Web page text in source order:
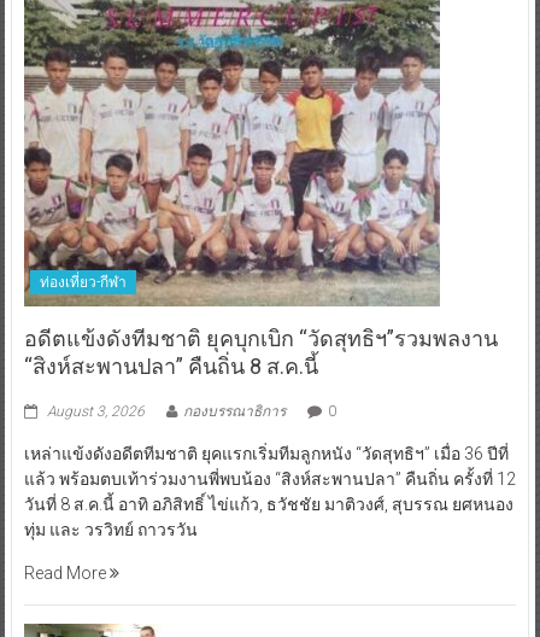
ท่องเที่ยว-กีฬา
อดีตแข้งดังทีมชาติ ยุคบุกเบิก “วัดสุทธิฯ”รวมพลงาน
“สิงห์สะพานปลา” คืนถิ่น 8 ส.ค.นี้
August 3, 2026 กองบรรณาธิการ 0
เหล่าแข้งดังอดีตทีมชาติ ยุคแรกเริ่มทีมลูกหนัง “วัดสุทธิฯ” เมื่อ 36 ปีที่
แล้ว พร้อมตบเท้าร่วมงานพี่พบน้อง “สิงห์สะพานปลา” คืนถิ่น ครั้งที่ 12
วันที่ 8 ส.ค.นี้ อาทิ อภิสิทธิ์ ไข่แก้ว, ธวัชชัย มาติวงศ์, สุบรรณ ยศหนอง
ทุ่ม และ วรวิทย์ ถาวรวัน
Read More